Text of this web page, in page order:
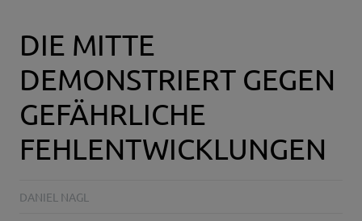
DIE MITTE
DEMONSTRIERT GEGEN
GEFÄHRLICHE
FEHLENTWICKLUNGEN
DANIEL NAGL